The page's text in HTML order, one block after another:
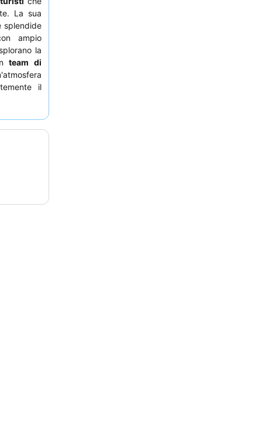
La sua
splendide
ampio
la
team di
il